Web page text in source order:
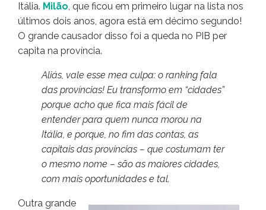
Itália. Milão, que ficou em primeiro lugar na lista nos
últimos dois anos, agora está em décimo segundo!
O grande causador disso foi a queda no PIB per
capita na província.
Aliás, vale esse mea culpa: o ranking fala
das províncias! Eu transformo em “cidades”
porque acho que fica mais fácil de
entender para quem nunca morou na
Itália, e porque, no fim das contas, as
capitais das províncias – que costumam ter
o mesmo nome – são as maiores cidades,
com mais oportunidades e tal.
Outra grande